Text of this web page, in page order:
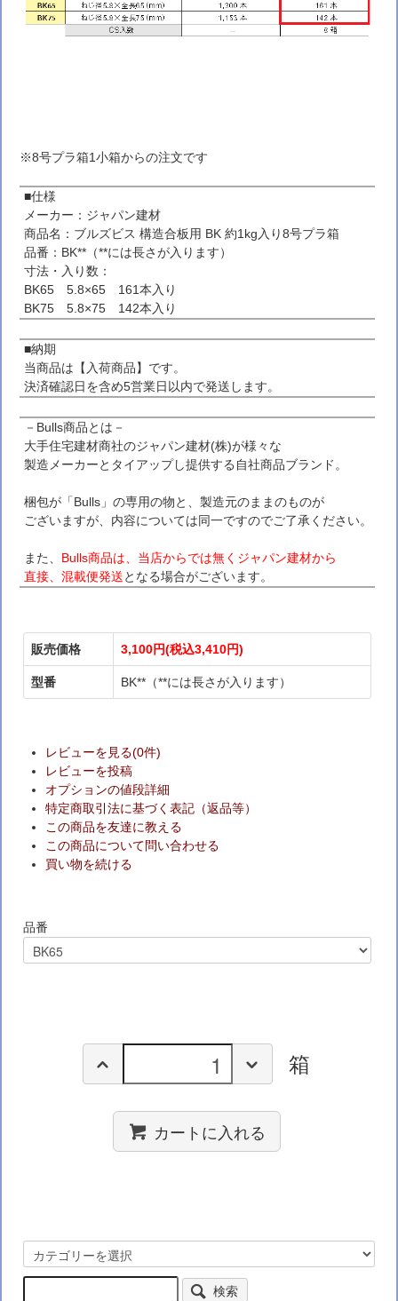
※8号プラ箱1小箱からの注文です
■仕様
メーカー：ジャパン建材
商品名：ブルズビス 構造合板用 BK 約1kg入り8号プラ箱
品番：BK**（**には長さが入ります）
寸法・入り数：
BK65 5.8×65 161本入り
BK75 5.8×75 142本入り
■納期
当商品は【入荷商品】です。
決済確認日を含め5営業日以内で発送します。
－Bulls商品とは－
大手住宅建材商社のジャパン建材(株)が様々な
製造メーカーとタイアップし提供する自社商品ブランド。
梱包が「Bulls」の専用の物と、製造元のままのものが
ございますが、内容については同一ですのでご了承ください。
また、 Bulls商品は、当店からでは無くジャパン建材から
直接、混載便発送となる場合がございます。
販売価格 3,100円(税込3,410円)
型番 BK**（**には長さが入ります）
レビューを見る(0件)
レビューを投稿
オプションの値段詳細
特定商取引法に基づく表記（返品等）
この商品を友達に教える
この商品について問い合わせる
買い物を続ける
品番
箱
カートに入れる
検索